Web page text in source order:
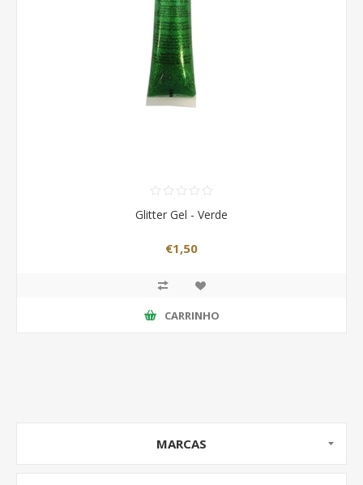
Glitter Gel - Verde
€1,50
CARRINHO
MARCAS